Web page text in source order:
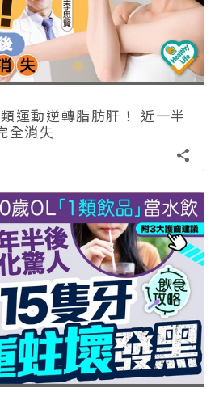
運動逆轉脂肪肝！ 近一半
全消失